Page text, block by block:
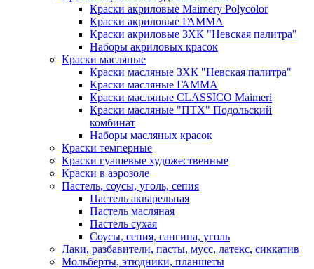
Краски акриловые Maimery Polycolor
Краски акриловые ГАММА
Краски акриловые ЗХК "Невская палитра"
Наборы акриловых красок
Краски масляные
Краски масляные ЗХК "Невская палитра"
Краски масляные ГАММА
Краски масляные CLASSICO Maimeri
Краски масляные "ПТХ" Подольский
комбинат
Наборы масляных красок
Краски темперные
Краски гуашевые художественные
Краски в аэрозоле
Пастель, соусы, уголь, сепия
Пастель акварельная
Пастель масляная
Пастель сухая
Соусы, сепия, сангина, уголь
Лаки, разбавители, пасты, мусс, латекс, сиккатив
Мольберты, этюдники, планшеты